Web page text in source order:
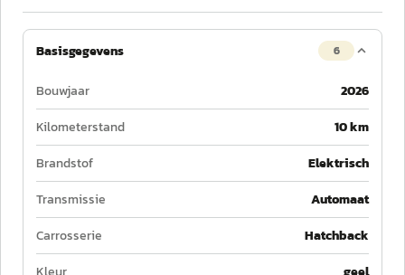
Basisgegevens 6
Bouwjaar
2026
Kilometerstand
10 km
Brandstof
Elektrisch
Transmissie
Automaat
Carrosserie
Hatchback